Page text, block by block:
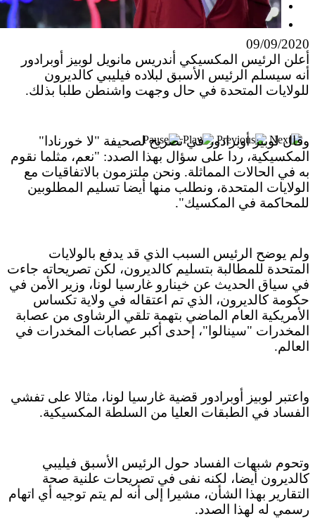
بعد خطف مادورو وحصار كوبا.. ماذا ستفعل
واشنطن بأورتيغا؟
09/09/2020
أعلن الرئيس المكسيكي أندريس مانويل لوبيز أوبرادور
أنه سيسلم الرئيس الأسبق لبلاده فيليبي كالديرون
للولايات المتحدة في حال وجهت واشنطن طلبا بذلك.
وقال لوبيز أوبرادور في تصريح لصحيفة "لا خورنادا"
المكسيكية، ردا على سؤال بهذا الصدد: "نعم، مثلما نقوم
به في الحالات المماثلة. ونحن ملتزمون بالاتفاقيات مع
الولايات المتحدة، ونطلب منها أيضا تسليم المطلوبين
للمحاكمة في المكسيك".
ولم يوضح الرئيس السبب الذي قد يدفع بالولايات
المتحدة للمطالبة بتسليم كالديرون، لكن تصريحاته جاءت
في سياق الحديث عن خينارو غارسيا لونا، وزير الأمن في
حكومة كالديرون، الذي تم اعتقاله في ولاية تكساس
الأمريكية العام الماضي بتهمة تلقي الرشاوى من عصابة
المخدرات "سينالوا"، إحدى أكبر عصابات المخدرات في
العالم.
واعتبر لوبيز أوبرادور قضية غارسيا لونا، مثالا على تفشي
الفساد في الطبقات العليا من السلطة المكسيكية.
وتحوم شبهات الفساد حول الرئيس الأسبق فيليبي
كالديرون أيضا، لكنه نفى في تصريحات علنية صحة
التقارير بهذا الشأن، مشيرا إلى أنه لم يتم توجيه أي اتهام
رسمي له لهذا الصدد.